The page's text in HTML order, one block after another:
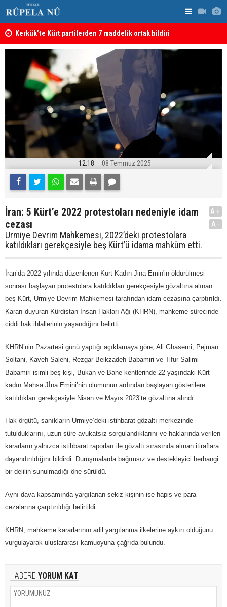
Kerkük’te Kürt partilerden 7 maddelik ortak bildiri
12:18 08 Temmuz 2025
İran: 5 Kürt’e 2022 protestoları nedeniyle idam
cezası
Urmiye Devrim Mahkemesi, 2022’deki protestolara
katıldıkları gerekçesiyle beş Kürt’ü idama mahkûm etti.
A+
A-
İran’da 2022 yılında düzenlenen Kürt Kadın Jina Emin'in öldürülmesi
sonrası başlayan protestolara katıldıkları gerekçesiyle gözaltına alınan
beş Kürt, Urmiye Devrim Mahkemesi tarafından idam cezasına çarptırıldı.
Kararı duyuran Kürdistan İnsan Hakları Ağı (KHRN), mahkeme sürecinde
ciddi hak ihlallerinin yaşandığını belirtti.
KHRN’nin Pazartesi günü yaptığı açıklamaya göre; Ali Ghasemi, Pejman
Soltani, Kaveh Salehi, Rezgar Beikzadeh Babamiri ve Tifur Salimi
Babamiri isimli beş kişi, Bukan ve Bane kentlerinde 22 yaşındaki Kürt
kadın Mahsa Jİna Emini’nin ölümünün ardından başlayan gösterilere
katıldıkları gerekçesiyle Nisan ve Mayıs 2023’te gözaltına alındı.
Hak örgütü, sanıkların Urmiye’deki istihbarat gözaltı merkezinde
tutulduklarını, uzun süre avukatsız sorgulandıklarını ve haklarında verilen
kararların yalnızca istihbarat raporları ile gözaltı sırasında alınan itiraflara
dayandırıldığını bildirdi. Duruşmalarda bağımsız ve destekleyici herhangi
bir delilin sunulmadığı öne sürüldü.
Aynı dava kapsamında yargılanan sekiz kişinin ise hapis ve para
cezalarına çarptırıldığı belirtildi.
KHRN, mahkeme kararlarının adil yargılanma ilkelerine aykırı olduğunu
vurgulayarak uluslararası kamuoyuna çağrıda bulundu.
HABERE YORUM KAT